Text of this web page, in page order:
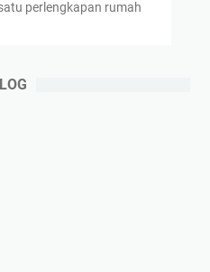
perlengkapan rumah